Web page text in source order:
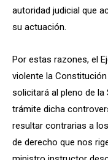
autoridad judicial que
su actuación.
Por estas razones, el
violente la
solicitará al pleno de la
trámite dicha
resultar contrarias a
de derecho que nos